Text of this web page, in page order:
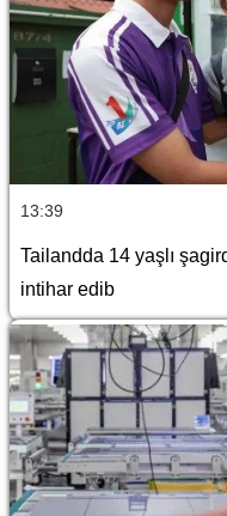
13:39
Tailandda 14 yaşlı
intihar edib